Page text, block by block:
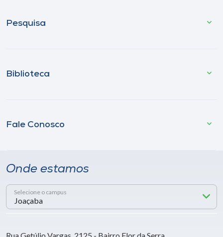
Pesquisa
Biblioteca
Fale Conosco
Onde estamos
Selecione o campus